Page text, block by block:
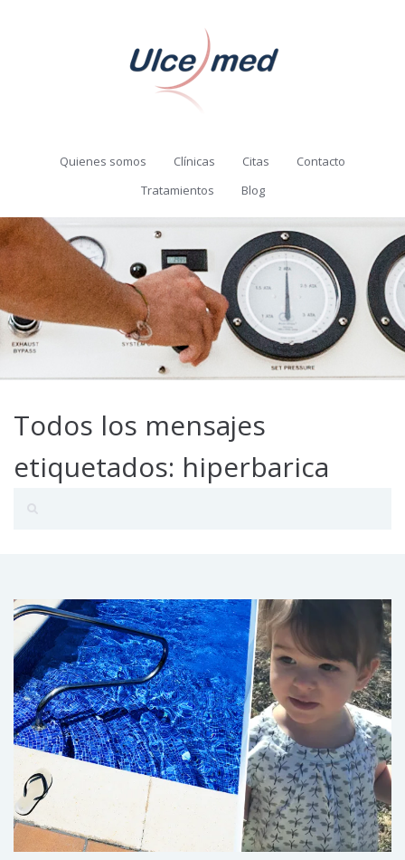
Quienes somos Clínicas Citas
Contacto
Tratamientos
Blog
Todos los mensajes
etiquetados: hiperbarica